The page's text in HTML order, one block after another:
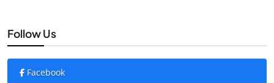
Follow Us
Facebook